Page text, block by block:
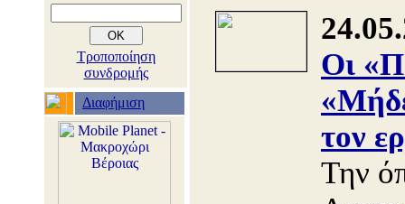
Τροποποίηση
συνδρομής
Διαφήμιση
Οι
τον
Την